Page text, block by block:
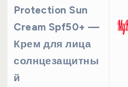
Protection Sun
Cream Spf50+ —
Крем для лица
солнцезащитны
й